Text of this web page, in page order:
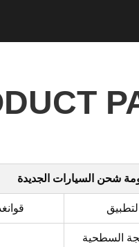
شحن السيارات الجديدة
التطبيق
السطحية